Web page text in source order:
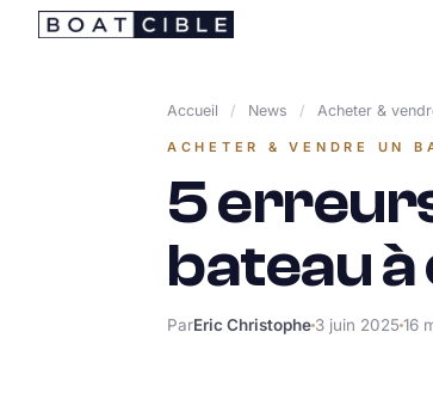
Passer
Accueil / News / Acheter &
ACHETER & VENDRE UN
5
bateau à
ParEric Christophe 3 juin 2025 16